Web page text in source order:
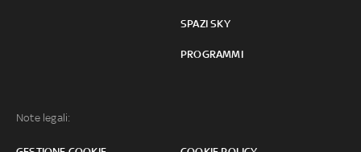
SPAZI SKY
PROGRAMMI
Note legali: